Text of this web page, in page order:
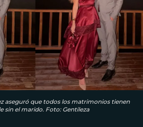
aseguró que todos los matrimonios tienen
sin el marido. Foto: Gentileza